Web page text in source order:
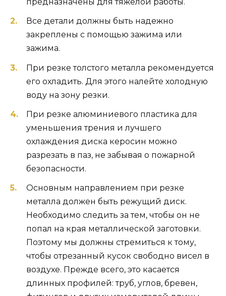
Все детали должны быть надежно
закреплены с помощью зажима или
зажима.
При резке толстого металла рекомендуется
его охладить. Для этого налейте холодную
воду на зону резки.
При резке алюминиевого пластика для
уменьшения трения и лучшего
охлаждения диска керосин можно
разрезать в паз, не забывая о пожарной
безопасности.
Основным направлением при резке
металла должен быть режущий диск.
Необходимо следить за тем, чтобы он не
попал на края металлической заготовки.
Поэтому мы должны стремиться к тому,
чтобы отрезанный кусок свободно висел в
воздухе. Прежде всего, это касается
длинных профилей: труб, углов, бревен,